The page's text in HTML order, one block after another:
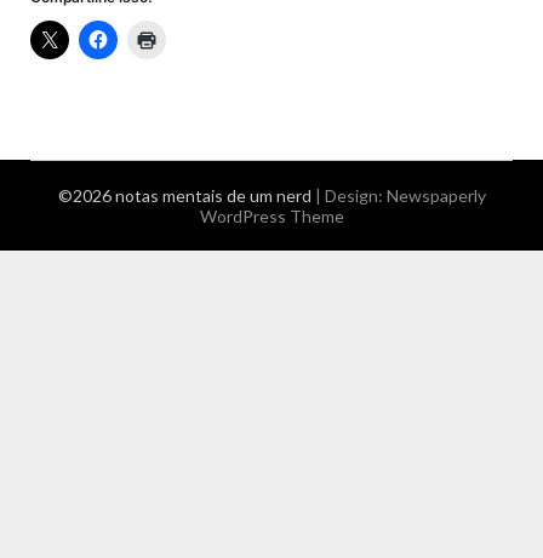
©2026 notas mentais de um nerd | Design: Newspaperly
WordPress Theme